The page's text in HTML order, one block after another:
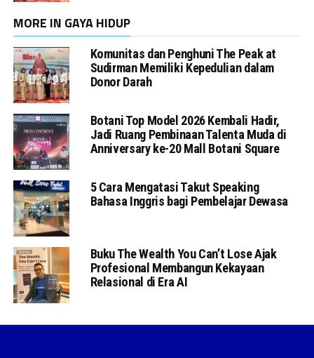
MORE IN GAYA HIDUP
Komunitas dan Penghuni The Peak at
Sudirman Memiliki Kepedulian dalam
Donor Darah
Botani Top Model 2026 Kembali Hadir,
Jadi Ruang Pembinaan Talenta Muda di
Anniversary ke-20 Mall Botani Square
5 Cara Mengatasi Takut Speaking
Bahasa Inggris bagi Pembelajar Dewasa
Buku The Wealth You Can’t Lose Ajak
Profesional Membangun Kekayaan
Relasional di Era AI